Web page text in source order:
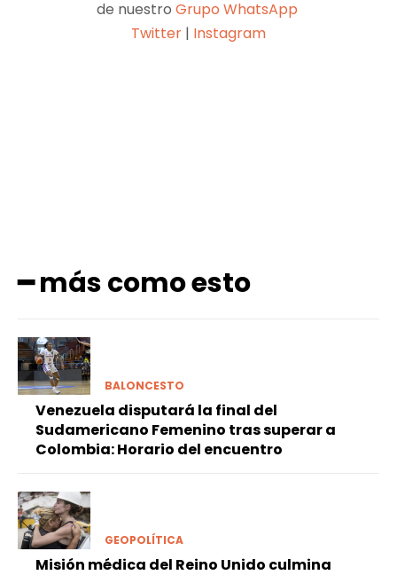
de nuestro Grupo WhatsApp
Twitter | Instagram
━ más como esto
BALONCESTO
Venezuela disputará la final del
Sudamericano Femenino tras superar a
Colombia: Horario del encuentro
GEOPOLÍTICA
Misión médica del Reino Unido culmina